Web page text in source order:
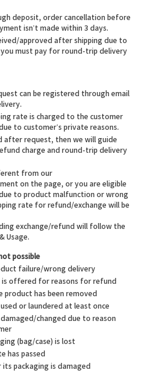
deposit, order cancellation before
isn’t made within 3 days.
approved after shipping due to
must pay for round-trip delivery
can be registered through email
rate is charged to the customer
to customer’s private reasons.
after request, then we will guide
charge and round-trip delivery
from our
on the page, or you are eligible
to product malfunction or wrong
rate for refund/exchange will be
exchange/refund will follow the
Usage.
possible
failure/wrong delivery
is offered for reasons for refund
product has been removed
or laundered at least once
changed due to reason
(bag/case) is lost
has passed
packaging is damaged